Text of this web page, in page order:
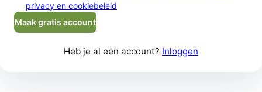
privacy en cookiebeleid
Maak gratis account
Heb je al een account? Inloggen